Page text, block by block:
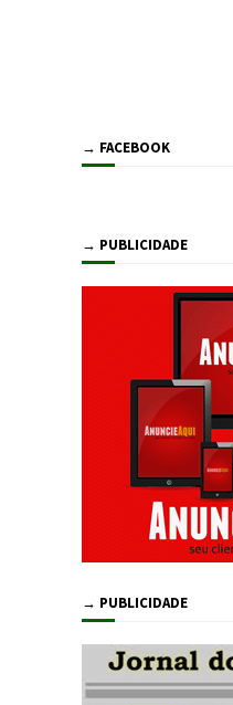
→ FACEBOOK
→ PUBLICIDADE
→ PUBLICIDADE